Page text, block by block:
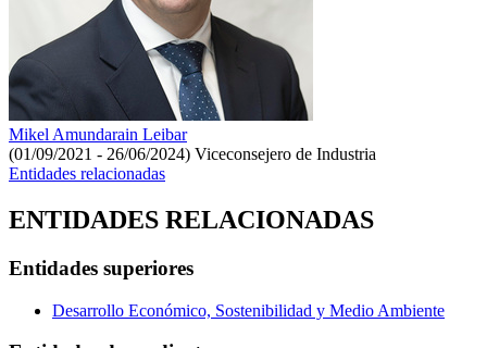
Mikel Amundarain Leibar
(01/09/2021 - 26/06/2024) Viceconsejero de Industria
Entidades relacionadas
ENTIDADES RELACIONADAS
Entidades superiores
Desarrollo Económico, Sostenibilidad y Medio Ambiente